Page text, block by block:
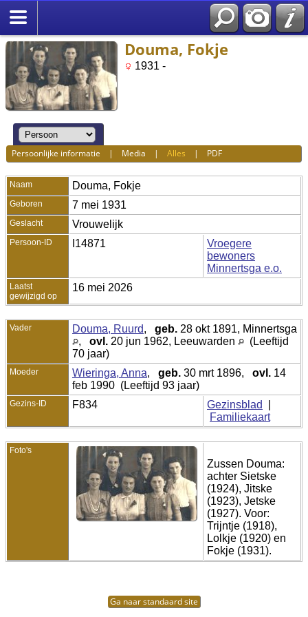
Douma, Fokje
1931 -
Persoonlijke informatie | Media |Alles | PDF
Naam Douma, Fokje
Geboren 7 mei 1931
Geslacht Vrouwelijk
Persoon-ID I14871
Vroegere
bewoners
Minnertsga e.o.
Laatst
gewijzigd op
16 mei 2026
Vader Douma, Ruurd, geb. 28 okt 1891, Minnertsga
, ovl. 20 jun 1962, Leeuwarden
(Leeftijd
70 jaar)
Moeder Wieringa, Anna, geb. 30 mrt 1896, ovl. 14
feb 1990 (Leeftijd 93 jaar)
Gezins-ID F834 Gezinsblad
Familiekaart
Foto's
Zussen Douma:
achter Sietske
(1924), Jitske
(1923), Jetske
(1927). Voor:
Trijntje (1918),
Lolkje (1920) en
Fokje (1931).
Ga naar standaard site